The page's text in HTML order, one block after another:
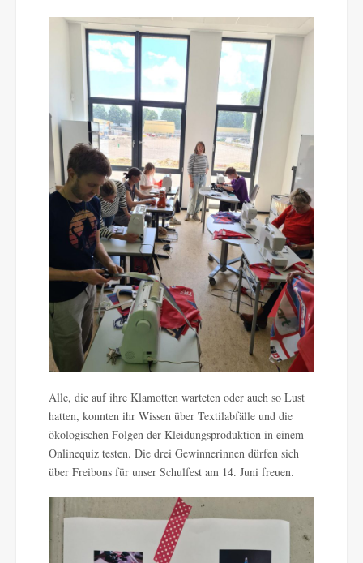
Alle, die auf ihre Klamotten warteten oder auch so Lust
hatten, konnten ihr Wissen über Textilabfälle und die
ökologischen Folgen der Kleidungsproduktion in einem
Onlinequiz testen. Die drei Gewinnerinnen dürfen sich
über Freibons für unser Schulfest am 14. Juni freuen.